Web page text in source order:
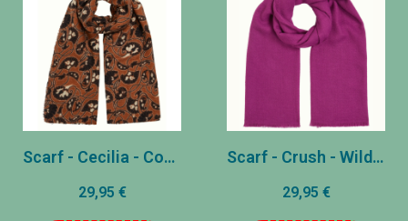
Scarf - Cecilia - Cognac naranja
29,95 €
Scarf - Crush - Wild Fuchsia
29,95 €